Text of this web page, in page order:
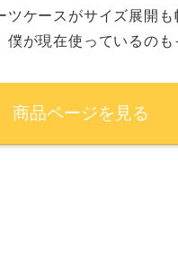
ケースがサイズ展開
が現在使っているのも
商品ページを見る